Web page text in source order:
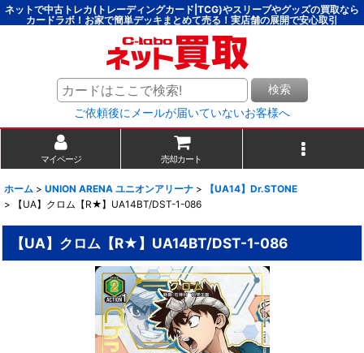
ネットで中古トレカ(トレーディングカード|TCG)やスリーブやグッズの買取なら
カードラボ！お家で簡単デッキまとめて売る！実店舗の展開で安心取引
検索
ご依頼後にメールが届いていないお客様へ
マイページ 売却カート
ホーム > UNION ARENA ユニオンアリーナ >
【UA14】Dr.STONE
>
【UA】クロム【R★】UA14BT/DST-1-086
【UA】クロム【R★】UA14BT/DST-1-086